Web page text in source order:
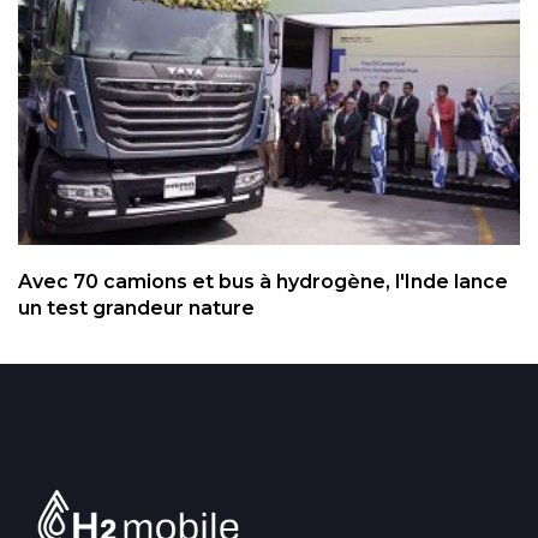
Avec 70 camions et bus à hydrogène, l'Inde lance
un test grandeur nature